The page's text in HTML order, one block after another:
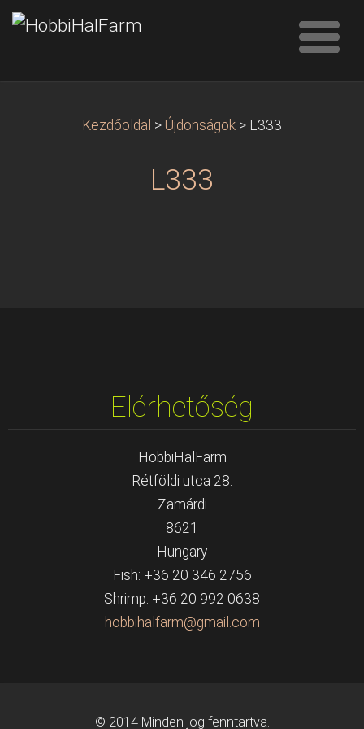
Kezdőoldal > Újdonságok > L333
L333
Elérhetőség
HobbiHalFarm
Rétföldi utca 28.
Zamárdi
8621
Hungary
Fish: +36 20 346 2756
Shrimp: +36 20 992 0638
hobbihal farm@gmail.com
© 2014 Minden jog fenntartva.